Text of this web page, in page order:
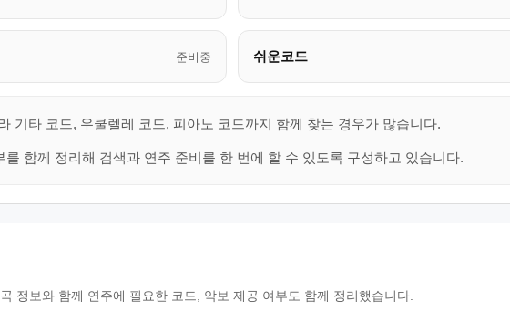
준비중 쉬운코드
기타 코드, 우쿨렐레 코드, 피아노 코드까지 함께 찾는 경우가 많습니다.
함께 정리해 검색과 연주 준비를 한 번에 할 수 있도록 구성하고 있습니다.
정보와 함께 연주에 필요한 코드, 악보 제공 여부도 함께 정리했습니다.